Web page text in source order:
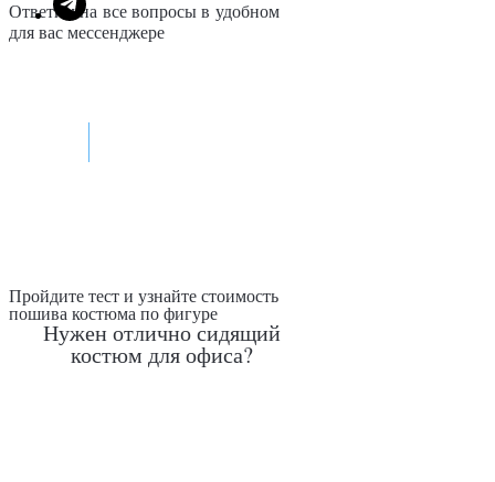
Ответим на все вопросы в удобном
для вас мессенджере
Пройдите тест и узнайте стоимость
пошива костюма по фигуре
Нужен отлично сидящий
костюм для офиса?